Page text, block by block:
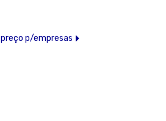
preço p/empresas